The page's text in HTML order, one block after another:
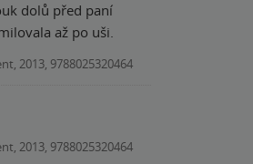
zamilovala až po uši.
2013, 9788025320464
2013, 9788025320464